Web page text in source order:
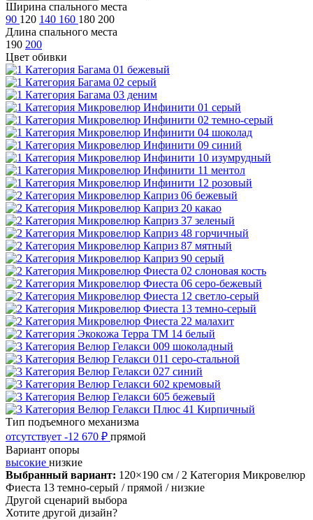
Ширина спального места
90 120 140 160 180 200
Длина спального места
190 200
Цвет обивки
Тип подъемного механизма
отсутствует -12 670 ₽ прямой
Вариант опоры
высокие низкие
Выбранный вариант: 120×190 см / 2 Категория Микровелюр
Фиеста 13 темно-серый / прямой / низкие
Другой сценарий выбора
Хотите другой дизайн?